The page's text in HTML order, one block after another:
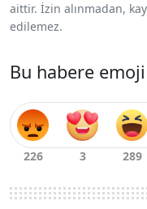
aittir. İzin alınmadan,
edilemez.
Bu habere